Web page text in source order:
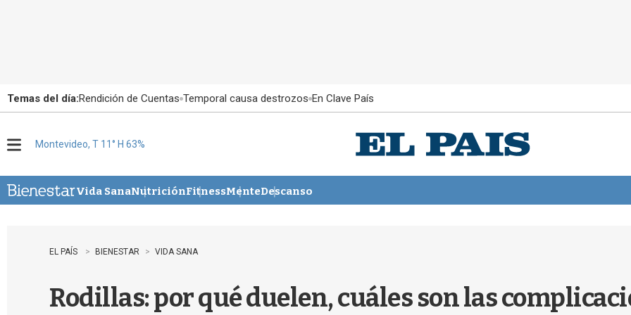
Temas del día:Rendición de Cuentas Temporal causa destrozos En Clave País
u
Montevideo, T 11° H 63%
Vida SanaNutriciónFitnessMenteDescanso
EL PAÍS BIENESTAR VIDA SANA
Rodillas: por qué duelen, cuáles son las